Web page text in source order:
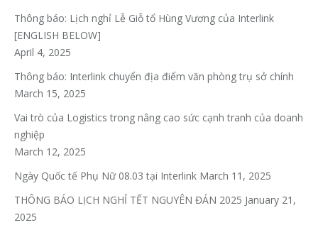
Thông báo: Lịch nghỉ Lễ Giỗ tổ Hùng Vương của Interlink
[ENGLISH BELOW]
April 4, 2025
Thông báo: Interlink chuyển địa điểm văn phòng trụ sở chính
March 15, 2025
Vai trò của Logistics trong nâng cao sức cạnh tranh của doanh
nghiệp
March 12, 2025
Ngày Quốc tế Phụ Nữ 08.03 tại Interlink March 11, 2025
THÔNG BÁO LỊCH NGHỈ TẾT NGUYÊN ĐÁN 2025 January 21,
2025